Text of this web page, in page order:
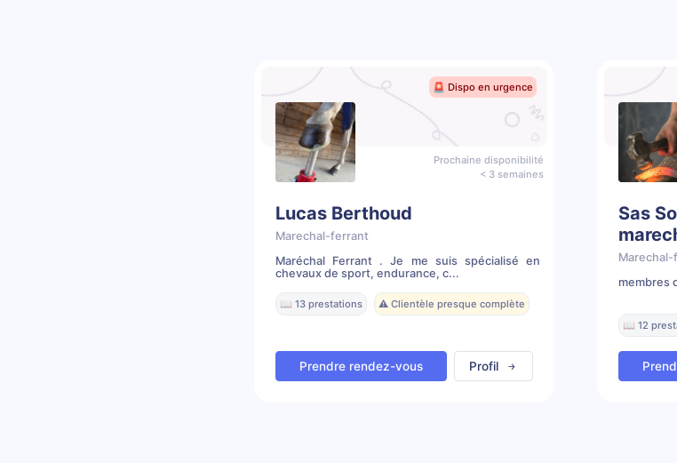
🚨 Dispo en urgence
Prochaine disponibilité
< 3 semaines
Lucas Berthoud
Marechal-ferrant
Maréchal Ferrant . Je me suis spécialisé en
chevaux de sport, endurance, c...
📖 13 prestations ⚠️ Clientèle presque complète
Prendre rendez-vous Profil
Sas
membres
📖 12